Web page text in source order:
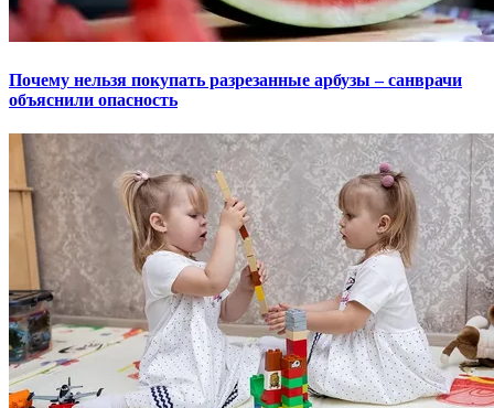
Почему нельзя покупать разрезанные арбузы – санврачи
объяснили опасность